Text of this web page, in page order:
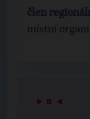
člen
místní
▶ 8 ◀